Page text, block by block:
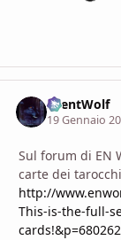
SilentWolf
19 Gennaio
Sul forum di EN
carte dei
http://
This-is-the-full-